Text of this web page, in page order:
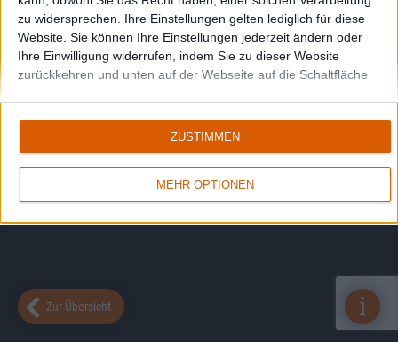
zu widersprechen. Ihre Einstellungen gelten lediglich für diese
Website. Sie können Ihre Einstellungen jederzeit ändern oder
Ihre Einwilligung widerrufen, indem Sie zu dieser Website
zurückkehren und unten auf der Webseite auf die Schaltfläche
MEHR OPTIONEN
ZUSTIMMEN
Zur Übersicht i